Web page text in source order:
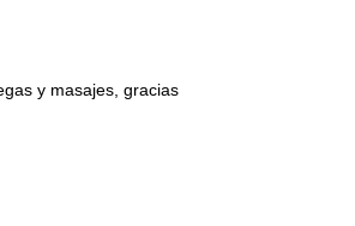
y masajes, gracias